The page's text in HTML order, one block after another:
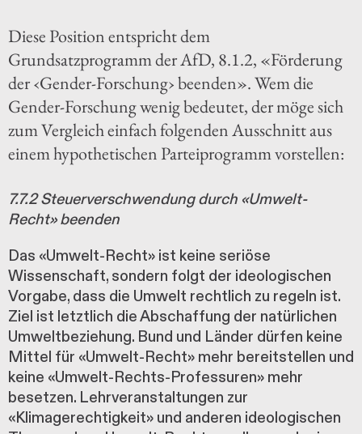
Diese Position entspricht dem
Grundsatzprogramm der AfD, 8.1.2, «Förderung
der ‹Gender-Forschung› beenden». Wem die
Gender-Forschung wenig bedeutet, der möge sich
zum Vergleich einfach folgenden Ausschnitt aus
einem hypothetischen Parteiprogramm vorstellen:
7.7.2 Steuerverschwendung durch «Umwelt-
Recht» beenden
Das «Umwelt-Recht» ist keine seriöse
Wissenschaft, sondern folgt der ideologischen
Vorgabe, dass die Umwelt rechtlich zu regeln ist.
Ziel ist letztlich die Abschaffung der natürlichen
Umweltbeziehung. Bund und Länder dürfen keine
Mittel für «Umwelt-Recht» mehr bereitstellen und
keine «Umwelt-Rechts-Professuren» mehr
besetzen. Lehrveranstaltungen zur
«Klimagerechtigkeit» und anderen ideologischen